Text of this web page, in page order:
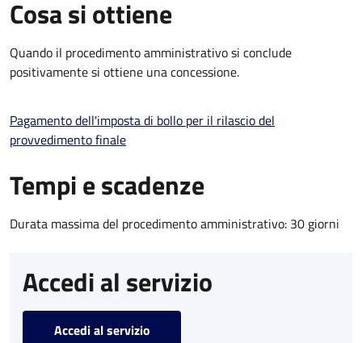
Cosa si ottiene
Quando il procedimento amministrativo si conclude
positivamente si ottiene una concessione.
Pagamento dell'imposta di bollo per il rilascio del
provvedimento finale
Tempi e scadenze
Durata massima del procedimento amministrativo: 30 giorni
Accedi al servizio
Accedi al servizio